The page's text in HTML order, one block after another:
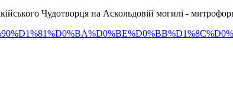
Чудотворця на Аскольдовій могилі -